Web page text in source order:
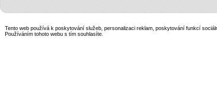
Tento web používá k poskytování služeb, personalizaci reklam, poskytování funkcí
Používáním tohoto webu s tím souhlasíte.